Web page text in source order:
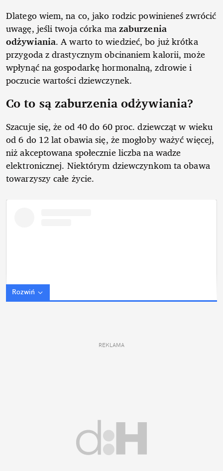
Dlatego wiem, na co, jako rodzic powinieneś zwrócić
uwagę, jeśli twoja córka mazaburzenia
odżywiania. A warto to wiedzieć, bo już krótka
przygoda z drastycznym obcinaniem kalorii, może
wpłynąć na gospodarkę hormonalną, zdrowie i
poczucie wartości dziewczynek.
Co to są zaburzenia odżywiania?
Szacuje się, że od 40 do 60 proc. dziewcząt w wieku
od 6 do 12 lat obawia się, że mogłoby ważyć więcej,
niż akceptowana społecznie liczba na wadze
elektronicznej. Niektórym dziewczynkom ta obawa
towarzyszy całe życie.
Rozwiń
REKLAMA